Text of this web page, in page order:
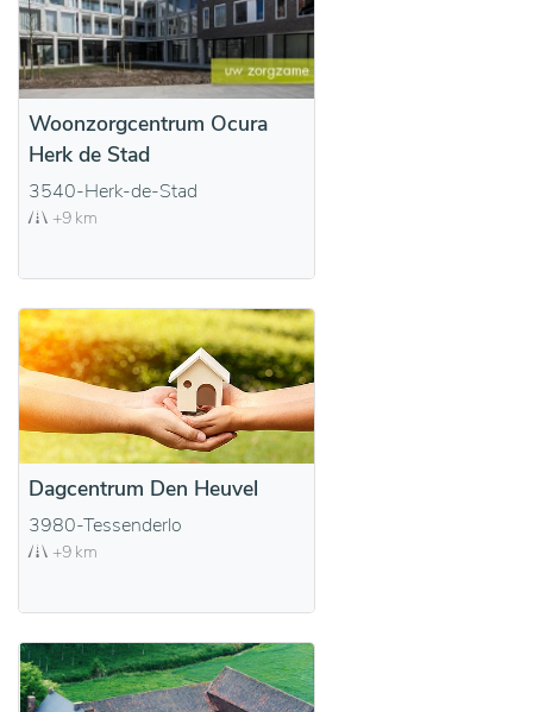
Woonzorgcentrum Ocura
Herk de Stad
3540-Herk-de-Stad
+9 km
Dagcentrum Den Heuvel
3980-Tessenderlo
+9 km